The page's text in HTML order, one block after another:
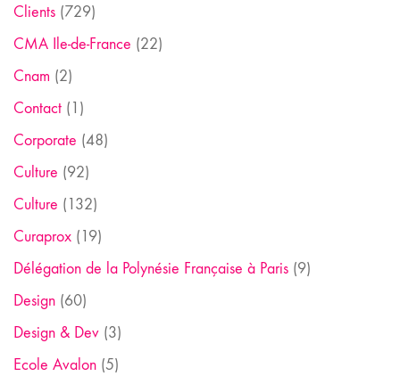
Clients (729)
CMA Ile-de-France (22)
Cnam (2)
Contact (1)
Corporate (48)
Culture (92)
Culture (132)
Curaprox (19)
Délégation de la Polynésie Française à Paris (9)
Design (60)
Design & Dev (3)
Ecole Avalon (5)